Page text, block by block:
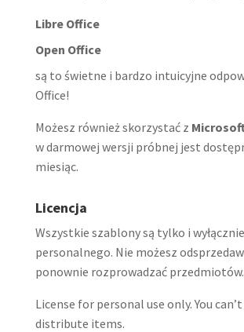
Libre Office
Open Office
są to świetne i bardzo intuicyjne
Office!
Możesz również skorzystać z
w darmowej wersji próbnej jest
miesiąc.
Licencja
Wszystkie szablony są tylko i
personalnego. Nie możesz
ponownie rozprowadzać przedmiotów.
License for personal use only. You
distribute items.